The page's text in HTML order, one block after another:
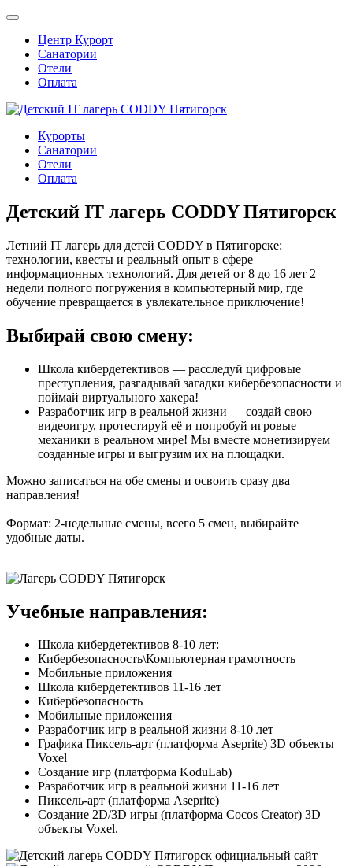
Центр Курорт
Санатории
Отели
Оплата
Курорты
Санатории
Отели
Оплата
Детский IT лагерь CODDY Пятигорск
Летний IT лагерь для детей CODDY в Пятигорске:
технологии, квесты и реальный опыт в сфере
информационных технологий. Для детей от 8 до 16 лет 2
недели полного погружения в компьютерный мир, где
обучение превращается в увлекательное приключение!
Выбирай свою смену:
Школа кибердетективов — расследуй цифровые
преступления, разгадывай загадки кибербезопасности и
поймай виртуального хакера!
Разработчик игр в реальной жизни — создай свою
видеоигру, протестируй её и попробуй игровые
механики в реальном мире! Мы вместе монетизируем
созданные игры и выгрузим их на площадки.
Можно записаться на обе смены и освоить сразу два
направления!
Формат: 2-недельные смены, всего 5 смен, выбирайте
удобные даты.
Учебные направления:
Школа кибердетективов 8-10 лет:
Кибербезопасность\Компьютерная грамотность
Мобильные приложения
Школа кибердетективов 11-16 лет
Кибербезопасность
Мобильные приложения
Разработчик игр в реальной жизни 8-10 лет
Графика Пиксель-арт (платформа Aseprite) 3D объекты
Voxel
Создание игр (платформа KoduLab)
Разработчик игр в реальной жизни 11-16 лет
Пиксель-арт (платформа Aseprite)
Создание 2D/3D игры (платформа Cocos Creator) 3D
объекты Voxel.